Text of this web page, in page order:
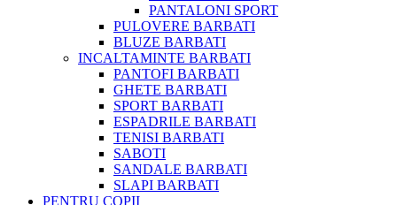
PANTALONI SPORT
PULOVERE BARBATI
BLUZE BARBATI
INCALTAMINTE BARBATI
PANTOFI BARBATI
GHETE BARBATI
SPORT BARBATI
ESPADRILE BARBATI
TENISI BARBATI
SABOTI
SANDALE BARBATI
SLAPI BARBATI
PENTRU COPII